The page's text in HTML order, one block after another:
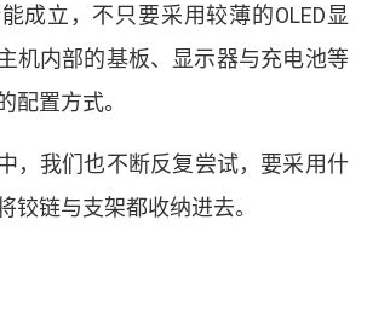
成立 ， 不只要采用较薄的OLED显
机内部的基板、 显示器与充电池等
配置方式。
， 我们也不断反复尝试， 要采用什
铰链与支架都收纳进去。